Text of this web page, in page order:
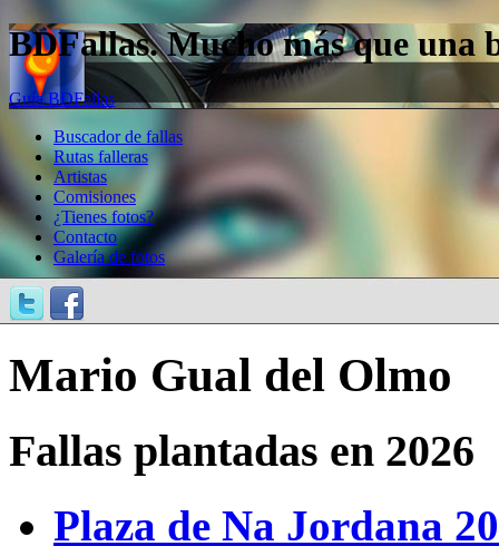
BDFallas. Mucho más que una
Guía BDFallas
Buscador de fallas
Rutas falleras
Artistas
Comisiones
¿Tienes fotos?
Contacto
Galería de fotos
Mario Gual del Olmo
Fallas plantadas en 2026
Plaza de Na Jordana